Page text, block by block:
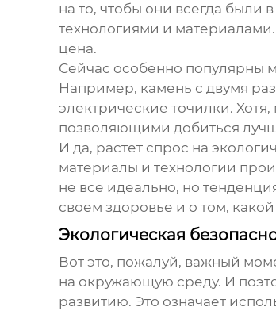
на то, чтобы они всегда были
технологиями и
цена.
Сейчас особенно популярны
Например, камень с двумя
электрические точилки.
позволяющими добиться
И да, растет спрос на
материалы и технологии
не все идеально, но
своем здоровье и о том,
Экологическая
Вот это, пожалуй, важный
на окружающую среду. И
развитию. Это означает